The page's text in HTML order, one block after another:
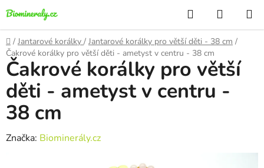
Přejít
na
obsah
Hledat
KOŠÍK
Domů
/ Jantarové korálky / Jantarové korálky pro větší děti - 38 cm /
Čakrové korálky pro větší děti - ametyst v centru - 38 cm
Čakrové korálky pro větší
děti - ametyst v centru -
38 cm
Značka: Biominerály.cz